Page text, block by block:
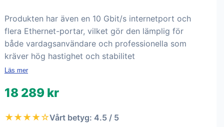
Produkten har även en 10 Gbit/s internetport och
flera Ethernet-portar, vilket gör den lämplig för
både vardagsanvändare och professionella som
kräver hög hastighet och stabilitet
Läs mer
18 289 kr
★★★★☆Vårt betyg: 4.5 / 5